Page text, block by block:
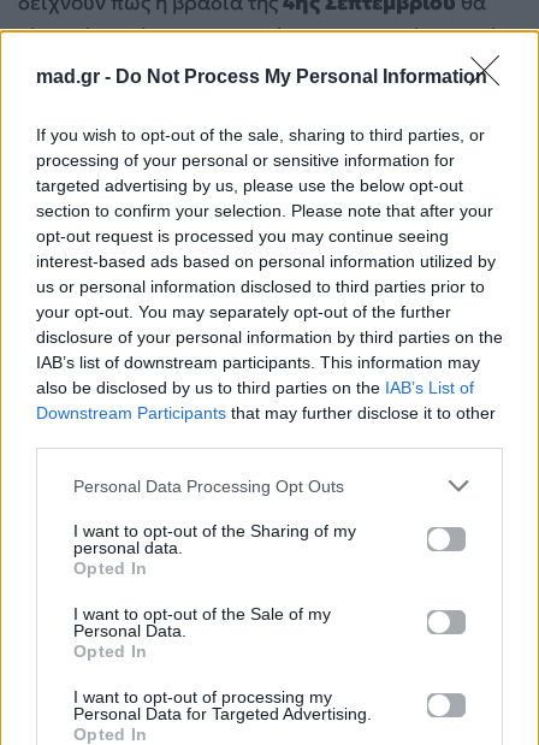
mad.gr - Do Not Process My Personal Information
If you wish to opt-out of the sale, sharing to third parties, or
processing of your personal or sensitive information for
targeted advertising by us, please use the below opt-out
section to confirm your selection. Please note that after your
opt-out request is processed you may continue seeing
interest-based ads based on personal information utilized by
us or personal information disclosed to third parties prior to
your opt-out. You may separately opt-out of the further
disclosure of your personal information by third parties on the
IAB’s list of downstream participants. This information may
also be disclosed by us to third parties on the IAB’s List of
Downstream Participants that may further disclose it to other
Personal Data Processing Opt Outs
I want to opt-out of the Sharing of my
personal data.
Opted In
I want to opt-out of the Sale of my
Personal Data.
Opted In
I want to opt-out of processing my
Personal Data for Targeted Advertising.
Opted In
είναι μία από τις σημαντικότερες μουσικές στιγμές
της χρονιάς, με το ενδιαφέρον για τα εισιτήρια να
Popcorn έτοιμα; Η Charli xcx φέρνει το νέο
της άλμπουμ στις κινηματογραφικές
αίθουσες
Duffy: Η μεγάλη επιστροφή μετά από 16
χρόνια σιωπής – Η συγκλονιστική ιστορία
που άφησε πίσω της
Για σχόλια, μηνύματα ή φωτογραφικό υλικό
σχετικά με τοMad.gr, επισκεφτείτε μας στο
ακολουθήστε μας στοInstagram.
News